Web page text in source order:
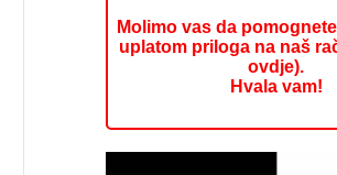
Molimo vas da
uplatom priloga na naš
ovdje).
Hvala vam!